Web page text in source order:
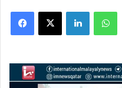
Facebook
X LinkedIn